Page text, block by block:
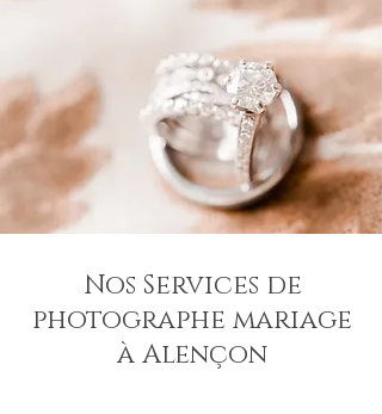
Nos Services de
photographe mariage
à Alençon